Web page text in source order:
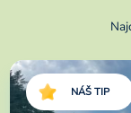
NÁŠ TIP